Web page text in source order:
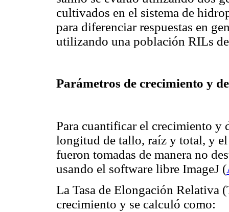
cultivados en el sistema de
para diferenciar respuestas en
utilizando una población RILs
Parámetros de crecimiento y
Para cuantificar el crecimiento y
longitud de tallo, raíz y total, y
fueron tomadas de manera no
usando el software libre ImageJ (
La Tasa de Elongación Relativa
crecimiento y se calculó como: